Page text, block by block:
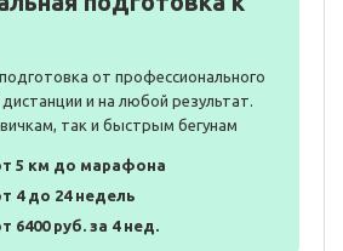
от профессионального
и на любой результат.
так и быстрым бегунам
5 км до марафона
4 до 24 недель
6400 руб. за 4 нед.